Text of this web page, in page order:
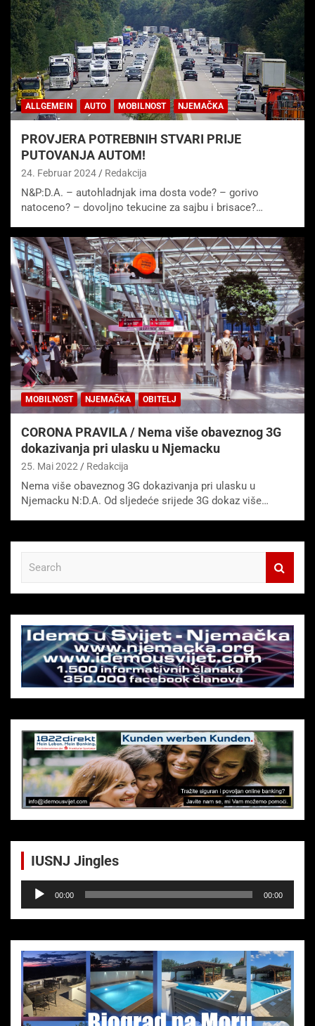
ALLGEMEIN AUTO MOBILNOST NJEMAČKA
PROVJERA POTREBNIH STVARI PRIJE
PUTOVANJA AUTOM!
24. Februar 2024 Redakcija
N&P:D.A. – autohladnjak ima dosta vode? – gorivo
natoceno? – dovoljno tekucine za sajbu i brisace?…
MOBILNOST NJEMAČKA OBITELJ
CORONA PRAVILA / Nema više obaveznog 3G
dokazivanja pri ulasku u Njemacku
25. Mai 2022 Redakcija
Nema više obaveznog 3G dokazivanja pri ulasku u
Njemacku N:D.A. Od sljedeće srijede 3G dokaz više…
c
h
IUSNJ Jingles
Audio-
Player
00:00 00:00